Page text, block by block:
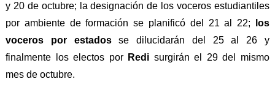
y 20 de octubre; la designaciónde los vocerosestudiantiles
por ambiente de formaciónse planificó del 21al 22;
los
voceros por estadosse dilucidarán del 25 al 26 y
finalmente los electos por Redi surgirán el 29 del mismo
mes de octubre.